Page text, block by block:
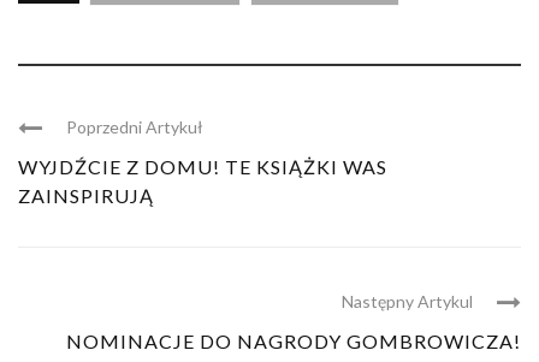
Poprzedni Artykuł
WYJDŹCIE Z DOMU! TE KSIĄŻKI WAS
ZAINSPIRUJĄ
Następny Artykul
NOMINACJE DO NAGRODY GOMBROWICZA!